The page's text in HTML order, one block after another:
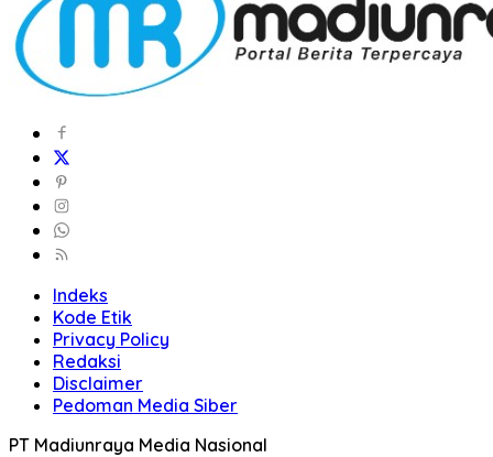
Indeks
Kode Etik
Privacy Policy
Redaksi
Disclaimer
Pedoman Media Siber
PT Madiunraya Media Nasional